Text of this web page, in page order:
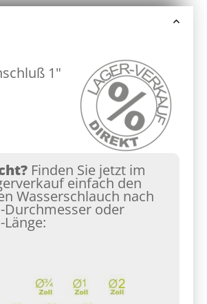
1"
Finden Sie jetzt im
einfach den
Wasserschlauch nach
Durchmesser oder
Länge: